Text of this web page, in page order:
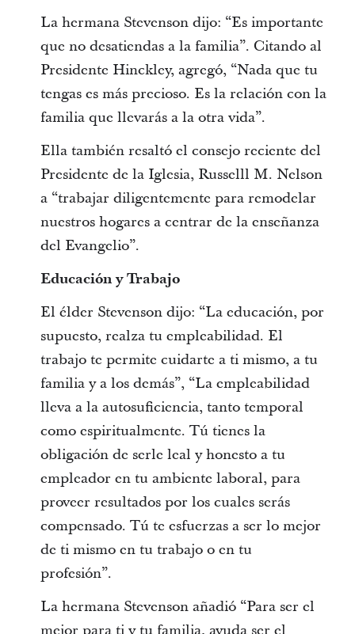
La hermana Stevenson dijo: “Es importante
que no desatiendas a la familia”. Citando al
Presidente Hinckley, agregó, “Nada que tu
tengas es más precioso. Es la relación con la
familia que llevarás a la otra vida”.
Ella también resaltó el consejo reciente del
Presidente de la Iglesia, Russelll M. Nelson
a “trabajar diligentemente para remodelar
nuestros hogares a centrar de la enseñanza
del Evangelio”.
Educación y Trabajo
El élder Stevenson dijo: “La educación, por
supuesto, realza tu empleabilidad. El
trabajo te permite cuidarte a ti mismo, a tu
familia y a los demás”, “La empleabilidad
lleva a la autosuficiencia, tanto temporal
como espiritualmente. Tú tienes la
obligación de serle leal y honesto a tu
empleador en tu ambiente laboral, para
proveer resultados por los cuales serás
compensado. Tú te esfuerzas a ser lo mejor
de ti mismo en tu trabajo o en tu
profesión”.
La hermana Stevenson añadió “Para ser el